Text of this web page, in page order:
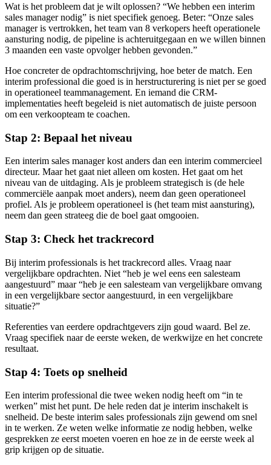
Wat is het probleem dat je wilt oplossen? “We hebben een interim
sales manager nodig” is niet specifiek genoeg. Beter: “Onze sales
manager is vertrokken, het team van 8 verkopers heeft operationele
aansturing nodig, de pipeline is achteruitgegaan en we willen binnen
3 maanden een vaste opvolger hebben gevonden.”
Hoe concreter de opdrachtomschrijving, hoe beter de match. Een
interim professional die goed is in herstructurering is niet per se goed
in operationeel teammanagement. En iemand die CRM-
implementaties heeft begeleid is niet automatisch de juiste persoon
om een verkoopteam te coachen.
Stap 2: Bepaal het niveau
Een interim sales manager kost anders dan een interim commercieel
directeur. Maar het gaat niet alleen om kosten. Het gaat om het
niveau van de uitdaging. Als je probleem strategisch is (de hele
commerciële aanpak moet anders), neem dan geen operationeel
profiel. Als je probleem operationeel is (het team mist aansturing),
neem dan geen strateeg die de boel gaat omgooien.
Stap 3: Check het trackrecord
Bij interim professionals is het trackrecord alles. Vraag naar
vergelijkbare opdrachten. Niet “heb je wel eens een salesteam
aangestuurd” maar “heb je een salesteam van vergelijkbare omvang
in een vergelijkbare sector aangestuurd, in een vergelijkbare
situatie?”
Referenties van eerdere opdrachtgevers zijn goud waard. Bel ze.
Vraag specifiek naar de eerste weken, de werkwijze en het concrete
resultaat.
Stap 4: Toets op snelheid
Een interim professional die twee weken nodig heeft om “in te
werken” mist het punt. De hele reden dat je interim inschakelt is
snelheid. De beste interim sales professionals zijn gewend om snel
in te werken. Ze weten welke informatie ze nodig hebben, welke
gesprekken ze eerst moeten voeren en hoe ze in de eerste week al
grip krijgen op de situatie.